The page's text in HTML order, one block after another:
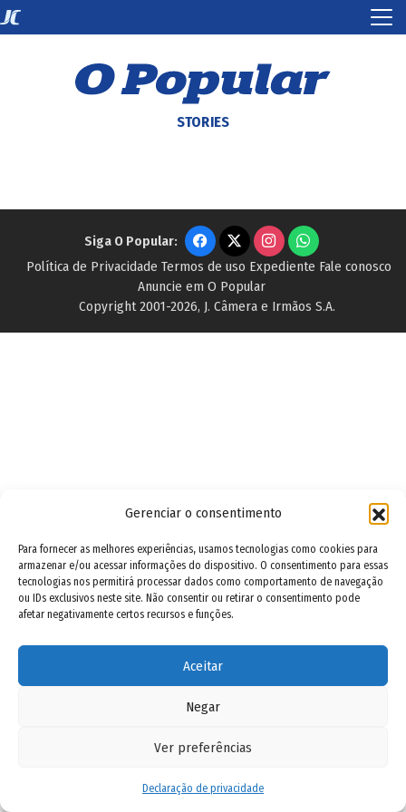
Gerenciar o consentimento
Para fornecer as melhores experiências, usamos tecnologias como cookies para
armazenar e/ou acessar informações do dispositivo. O consentimento para essas
tecnologias nos permitirá processar dados como comportamento de navegação
ou IDs exclusivos neste site. Não consentir ou retirar o consentimento pode
afetar negativamente certos recursos e funções.
Aceitar
Negar
Ver preferências
Declaração de privacidade
STORIES
Siga O Popular:
Política de Privacidade Termos de uso Expediente Fale conosco
Anuncie em O Popular
Copyright 2001-2026, J. Câmera e Irmãos S.A.